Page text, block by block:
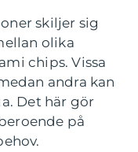
skiljer sig
olika
chips. Vissa
andra kan
Det här gör
på